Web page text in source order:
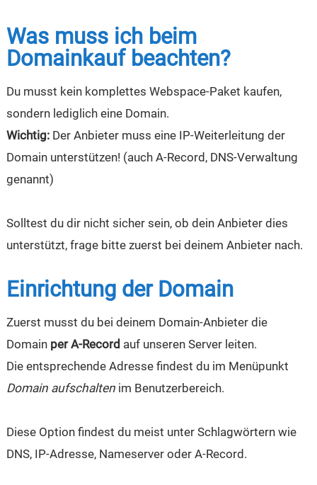
Was muss ich beim
Domainkauf beachten?
Du musst kein komplettes Webspace-Paket kaufen,
sondern lediglich eine Domain.
Wichtig: Der Anbieter muss eine IP-Weiterleitung der
Domain unterstützen! (auch A-Record, DNS-Verwaltung
genannt)
Solltest du dir nicht sicher sein, ob dein Anbieter dies
unterstützt, frage bitte zuerst bei deinem Anbieter nach.
Einrichtung der Domain
Zuerst musst du bei deinem Domain-Anbieter die
Domain per A-Record auf unseren Server leiten.
Die entsprechende Adresse findest du im Menüpunkt
Domain aufschalten im Benutzerbereich.
Diese Option findest du meist unter Schlagwörtern wie
DNS, IP-Adresse, Nameserver oder A-Record.